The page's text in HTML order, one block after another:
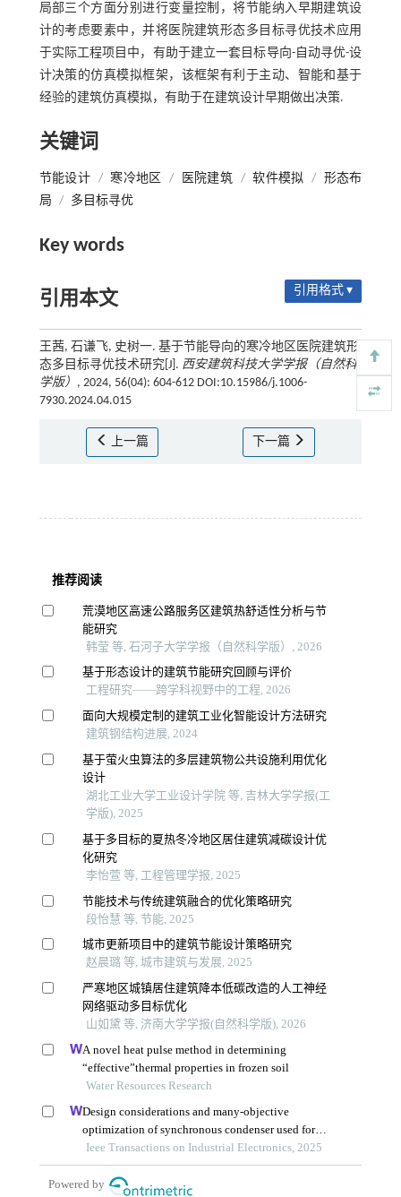
局部三个方面分别进行变量控制，将节能纳入早期建筑设
计的考虑要素中，并将医院建筑形态多目标寻优技术应用
于实际工程项目中，有助于建立一套目标导向-自动寻优-设
计决策的仿真模拟框架，该框架有利于主动、智能和基于
经验的建筑仿真模拟，有助于在建筑设计早期做出决策.
关键词
节能设计 / 寒冷地区 / 医院建筑 / 软件模拟 / 形态布
局 / 多目标寻优
Key words
引用本文 引用格式 ▾
王茜, 石谦飞, 史树一. 基于节能导向的寒冷地区医院建筑形
态多目标寻优技术研究[J]. 西安建筑科技大学学报（自然科
学版） , 2024, 56(04): 604-612 DOI:10.15986/j.1006-
7930.2024.04.015
上一篇 下一篇